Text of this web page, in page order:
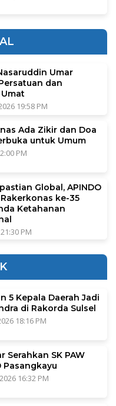
Umar
dan
19:58 PM
Ada Zikir dan Doa
untuk Umum
PM
Global, APINDO
ke-35
Ketahanan
PM
5 Kepala Daerah Jadi
di Rakorda Sulsel
18:16 PM
Serahkan SK PAW
Pasangkayu
16:32 PM